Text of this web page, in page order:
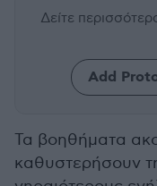
Δείτε
Add
Τα βοηθήματα
καθυστερήσουν